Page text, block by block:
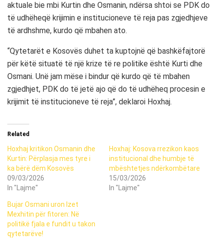
aktuale bie mbi Kurtin dhe Osmanin, ndërsa shtoi se PDK do
të udhëheqë krijimin e institucioneve të reja pas zgjedhjeve
të ardhshme, kurdo që mbahen ato.
“Qytetarët e Kosovës duhet ta kuptojnë që bashkëfajtorë
për këtë situatë të një krize të re politike është Kurti dhe
Osmani. Unë jam mëse i bindur që kurdo që të mbahen
zgjedhjet, PDK do të jetë ajo që do të udhëheq procesin e
krijimit të institucioneve të reja”, deklaroi Hoxhaj.
Related
Hoxhaj kritikon Osmanin dhe
Kurtin: Përplasja mes tyre i
ka bërë dëm Kosovës
09/03/2026
In "Lajme"
Hoxhaj: Kosova rrezikon kaos
institucional dhe humbje të
mbështetjes ndërkombëtare
15/03/2026
In "Lajme"
Bujar Osmani uron Izet
Mexhitin për fitoren: Në
politikë fjala e fundit u takon
qytetarëve!